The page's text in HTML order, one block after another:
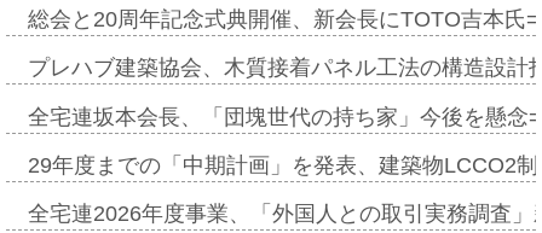
総会と20周年記念式典開催、新会長にTOTO吉本氏
プレハブ建築協会、木質接着パネル工法の構造設
全宅連坂本会長、「団塊世代の持ち家」今後を懸
29年度までの「中期計画」を発表、建築物LCCO2
全宅連2026年度事業、「外国人との取引実務調査